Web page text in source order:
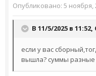
Опубликовано: 5 ноября,
В 11/5/2025 в 11:52,
если у вас
вышла? суммы разные